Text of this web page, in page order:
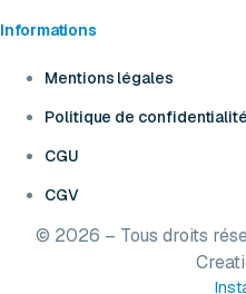
Informations
Mentions légales
Politique de confidentialité
CGU
CGV
© 2026 – Tous droits